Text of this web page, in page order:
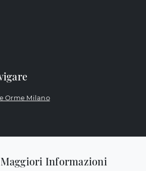
Orme Milano
Informazioni